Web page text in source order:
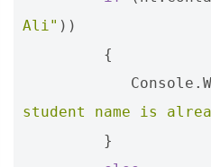
Ali" ))
{
Console .
student name is
}